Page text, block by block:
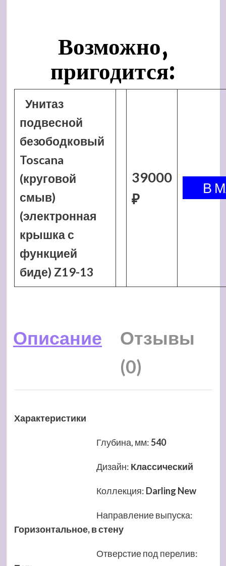
Возможно,
пригодится:
Унитаз
подвесной
безободковый
Toscana
(круговой
смыв)
(электронная
крышка с
функцией
биде) Z19-13
39000
₽
Описание
Отзывы
(0)
Характеристики
Глубина, мм:540
Дизайн: Классический
Коллекция: Darling New
Направление выпуска:
Горизонтальное, в стену
Отверстие под перелив: